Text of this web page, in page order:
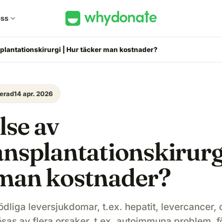
expand_more
| Hur täcker man kostnader?
14 apr. 2026
av
kostnader?
leversjukdomar, t.ex. hepatit, levercancer,